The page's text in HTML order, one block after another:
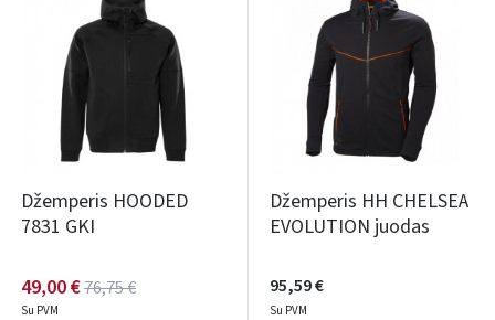
Džemperis HOODED
7831 GKI
49,00 €76,75 €
Su PVM
Džemperis HH CHELSEA
EVOLUTION juodas
95,59 €
Su PVM